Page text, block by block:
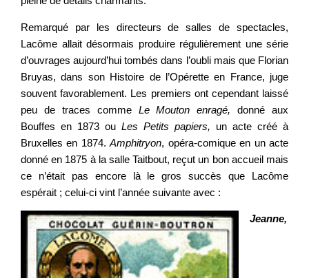
Remarqué par les directeurs de salles de spectacles,
Lacôme allait désormais produire régulièrement une série
d’ouvrages aujourd’hui tombés dans l’oubli mais que Florian
Bruyas, dans son Histoire de l’Opérette en France, juge
souvent favorablement. Les premiers ont cependant laissé
peu de traces comme Le Mouton enragé,donné aux
Bouffes en 1873 ou Les Petits papiers, un acte créé à
Bruxelles en 1874.Amphitryon, opéra-comique en un acte
donné en 1875 à la salle Taitbout, reçut un bon accueil mais
ce n’était pas encore là le gros succès que Lacôme
espérait ; celui-ci vint l’année suivante avec :
Jeanne,